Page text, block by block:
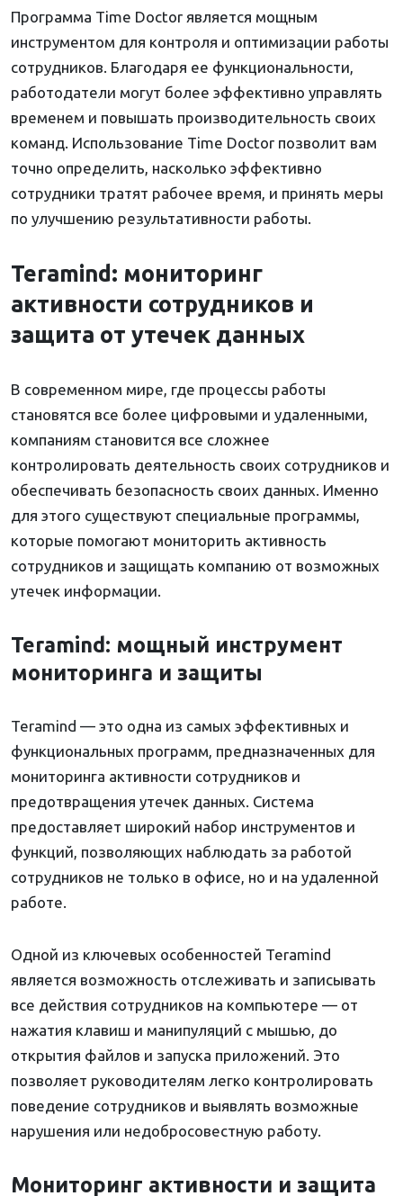
Программа Time Doctor является мощным
инструментом для контроля и оптимизации работы
сотрудников. Благодаря ее функциональности,
работодатели могут более эффективно управлять
временем и повышать производительность своих
команд. Использование Time Doctor позволит вам
точно определить, насколько эффективно
сотрудники тратят рабочее время, и принять меры
по улучшению результативности работы.
Teramind: мониторинг
активности сотрудников и
защита от утечек данных
В современном мире, где процессы работы
становятся все более цифровыми и удаленными,
компаниям становится все сложнее
контролировать деятельность своих сотрудников и
обеспечивать безопасность своих данных. Именно
для этого существуют специальные программы,
которые помогают мониторить активность
сотрудников и защищать компанию от возможных
утечек информации.
Teramind: мощный инструмент
мониторинга и защиты
Teramind — это одна из самых эффективных и
функциональных программ, предназначенных для
мониторинга активности сотрудников и
предотвращения утечек данных. Система
предоставляет широкий набор инструментов и
функций, позволяющих наблюдать за работой
сотрудников не только в офисе, но и на удаленной
работе.
Одной из ключевых особенностей Teramind
является возможность отслеживать и записывать
все действия сотрудников на компьютере — от
нажатия клавиш и манипуляций с мышью, до
открытия файлов и запуска приложений. Это
позволяет руководителям легко контролировать
поведение сотрудников и выявлять возможные
нарушения или недобросовестную работу.
Мониторинг активности и защита